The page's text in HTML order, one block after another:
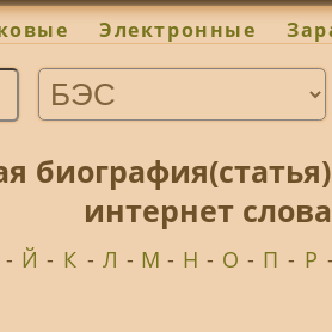
Электронные
интернет
- Й - К - Л - М - Н - О - П - Р -